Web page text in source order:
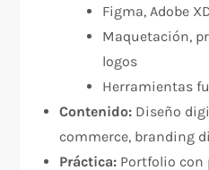
Figma, Adobe
Maquetación,
logos
Herramientas
Contenido: Diseño
commerce, branding
Práctica: Portfolio con